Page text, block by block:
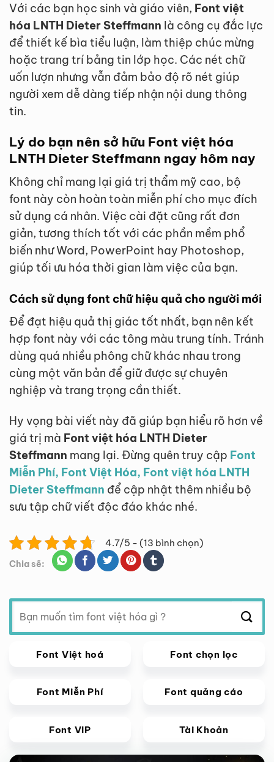
Với các bạn học sinh và giáo viên, Font việt
hóa LNTH Dieter Steffmann là công cụ đắc lực
để thiết kế bìa tiểu luận, làm thiệp chúc mừng
hoặc trang trí bảng tin lớp học. Các nét chữ
uốn lượn nhưng vẫn đảm bảo độ rõ nét giúp
người xem dễ dàng tiếp nhận nội dung thông
tin.
Lý do bạn nên sở hữu Font việt hóa
LNTH Dieter Steffmann ngay hôm nay
Không chỉ mang lại giá trị thẩm mỹ cao, bộ
font này còn hoàn toàn miễn phí cho mục đích
sử dụng cá nhân. Việc cài đặt cũng rất đơn
giản, tương thích tốt với các phần mềm phổ
biến như Word, PowerPoint hay Photoshop,
giúp tối ưu hóa thời gian làm việc của bạn.
Cách sử dụng font chữ hiệu quả cho người mới
Để đạt hiệu quả thị giác tốt nhất, bạn nên kết
hợp font này với các tông màu trung tính. Tránh
dùng quá nhiều phông chữ khác nhau trong
cùng một văn bản để giữ được sự chuyên
nghiệp và trang trọng cần thiết.
Hy vọng bài viết này đã giúp bạn hiểu rõ hơn về
giá trị mà Font việt hóa LNTH Dieter
Steffmann mang lại. Đừng quên truy cập Font
Miễn Phí, Font Việt Hóa, Font việt hóa LNTH
Dieter Steffmann để cập nhật thêm nhiều bộ
sưu tập chữ viết độc đáo khác nhé.
4.7/5 - (13 bình chọn)
Chia sẽ:
Tìm
kiếm:
Font Việt hoá Font chọn lọc
Font Miễn Phí Font quảng cáo
Font VIP Tài Khoản